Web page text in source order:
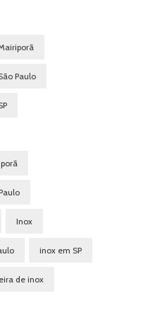
Paulo
Inox
inox em SP
de inox